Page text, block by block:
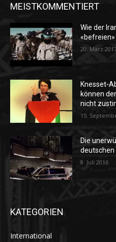
MEISTKOMMENTIERT
Wie der
«befreien»
20. März
Knesset-
können
nicht
15.
Die
deutschen
8. Juli 2016
KATEGORIEN
International